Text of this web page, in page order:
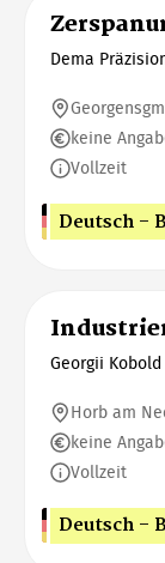
Dema
keine
Vollzeit
Deutsch -
Georgii Kobold
Horb am
keine
Vollzeit
Deutsch -